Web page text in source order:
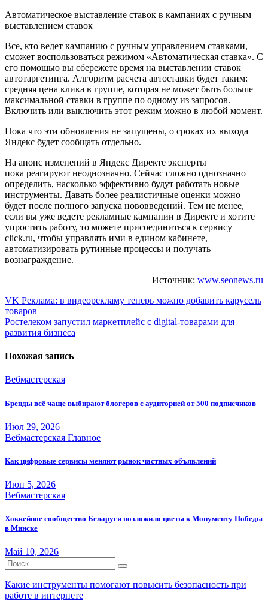
Автоматическое выставление ставок в кампаниях с ручным
выставлением ставок
Все, кто ведет кампанию с ручным управлением ставками,
сможет воспользоваться режимом «Автоматическая ставка». С
его помощью вы сбережете время на выставлении ставок
автотаргетинга. Алгоритм расчета автоставки будет таким:
средняя цена клика в группе, которая не может быть больше
максимальной ставки в группе по одному из запросов.
Включить или выключить этот режим можно в любой момент.
Пока что эти обновления не запущены, о сроках их выхода
Яндекс будет сообщать отдельно.
На анонс изменений в Яндекс Директе эксперты
пока реагируют неоднозначно. Сейчас сложно однозначно
определить, насколько эффективно будут работать новые
инструменты. Давать более реалистичные оценки можно
будет после полного запуска нововведений. Тем не менее,
если вы уже ведете рекламные кампании в Директе и хотите
упростить работу, то можете присоединиться к сервису
click.ru, чтобы управлять ими в едином кабинете,
автоматизировать рутинные процессы и получать
вознаграждение.
Источник: www.seonews.ru
Навигация
по
записям
VK Реклама: в видеорекламу теперь можно добавить карусель
товаров
Ростелеком запустил маркетплейс с digital-товарами для
развития бизнеса
Похожая запись
Вебмастерская
Бренды всё чаще выбирают блогеров с аудиторией от 500 подписчиков
Июл 29, 2026
Вебмастерская Главное
Как цифровые сервисы меняют рынок частных объявлений
Июн 5, 2026
Вебмастерская
Хоккейное сообщество Беларуси возложило цветы к Монументу Победы
в Минске
Май 10, 2026
Какие инструменты помогают повысить безопасность при
работе в интернете